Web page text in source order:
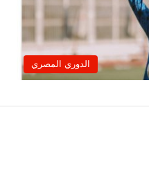
الدوري المصري